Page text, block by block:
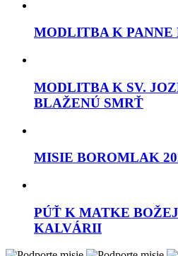
MODLITBA K
MODLITBA K SV.
BLAŽENÚ SMRŤ
MISIE BOROMLAK
PÚŤ K MATKE
KALVÁRII